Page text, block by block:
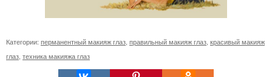
Категории: перманентный макияж глаз правильный макияж глаз красивый макияж
глаз техника макияжа глаз